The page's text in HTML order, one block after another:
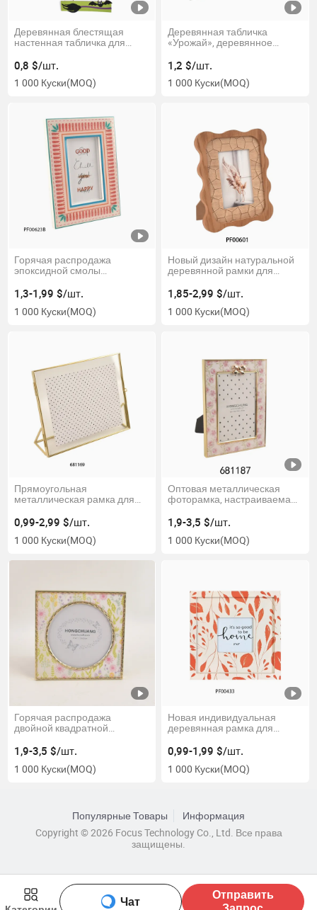
Чат
Отправить
Деревянная блестящая
настенная табличка для
Хэллоуина, настенный знак
0,8 $/шт.
1 000 Куски(MOQ)
Деревянная табличка
«Урожай», деревянное
урожая
1,2 $/шт.
1 000 Куски(MOQ)
Горячая распродажа
эпоксидной смолы
фотографий и картин для
домашнего декора
1,3-1,99 $/шт.
1 000 Куски(MOQ)
Новый дизайн натуральной
деревянной рамки для
домашнего декора
1,85-2,99 $/шт.
1 000 Куски(MOQ)
Прямоугольная
металлическая рамка для
подставкой для домашнего
декора
0,99-2,99 $/шт.
1 000 Куски(MOQ)
Оптовая металлическая
фоторамка, настраиваемая
для картин
1,9-3,5 $/шт.
1 000 Куски(MOQ)
Горячая распродажа
двойной квадратной
домашнего декора
1,9-3,5 $/шт.
1 000 Куски(MOQ)
Новая индивидуальная
деревянная рамка для
широкой рамкой для
домашнего декора
0,99-1,99 $/шт.
1 000 Куски(MOQ)
Популярные Товары
Информация
Copyright © 2026 Focus Technology Co., Ltd. Все права
защищены.